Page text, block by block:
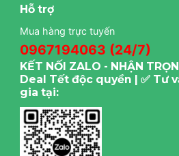
Hỗ trợ
Mua hàng trực tuyến
0967194063 (24/7)
KẾT NỐI ZALO - NHẬN
Deal Tết độc quyền | ✅ Tư
gia tại: